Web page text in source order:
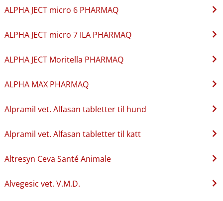
ALPHA JECT micro 6 PHARMAQ
ALPHA JECT micro 7 ILA PHARMAQ
ALPHA JECT Moritella PHARMAQ
ALPHA MAX PHARMAQ
Alpramil vet. Alfasan tabletter til hund
Alpramil vet. Alfasan tabletter til katt
Altresyn Ceva Santé Animale
Alvegesic vet. V.M.D.